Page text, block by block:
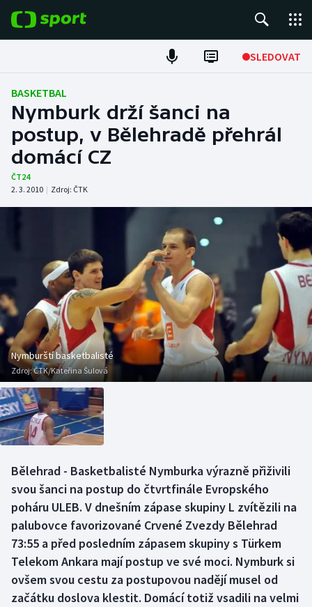
SLEDOVAT
Fotbal
Hokej
Tenis
Atletika
DALŠÍ SPORTY
Americký fotbal
Baseball a softbal
Basketbal
Biatlon
Boby a skeleton
Curling
Dostihy
Florbal
Futsal
NEPŘEHLÉDNĚTE
Soutěže
Historické návraty
Aplikace ČT sport
AZ kvíz
BASKETBAL
Nymburk drží šanci na
postup, v Bělehradě přehrál
domácí CZ
ČT24
2. 3. 2010 | Zdroj: ČTK
Nymburští basketbalisté
Zdroj:ČTK/Kateřina Šulová
Bělehrad - Basketbalisté Nymburka výrazně přiživili
svou šanci na postup do čtvrtfinále Evropského
poháru ULEB. V dnešním zápase skupiny L zvítězili na
palubovce favorizované Crvené Zvezdy Bělehrad
73:55 a před posledním zápasem skupiny s Türkem
Telekom Ankara mají postup ve své moci. Nymburk si
ovšem svou cestu za postupovou nadějí musel od
začátku doslova klestit. Domácí totiž vsadili na velmi